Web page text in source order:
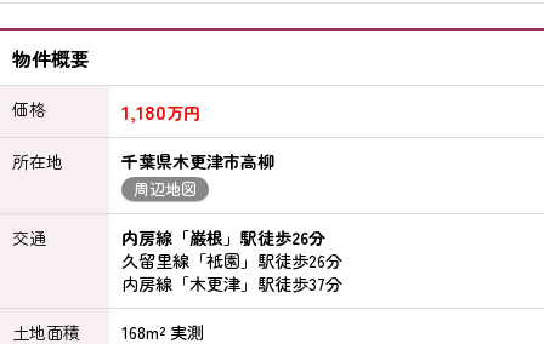
物件概要
価格 1,180万円
所在地
千葉県木更津市高柳
周辺地図
交通
内房線「巌根」駅徒歩26分
久留里線「祇園」駅徒歩26分
内房線「木更津」駅徒歩37分
土地面積
168m² 実測